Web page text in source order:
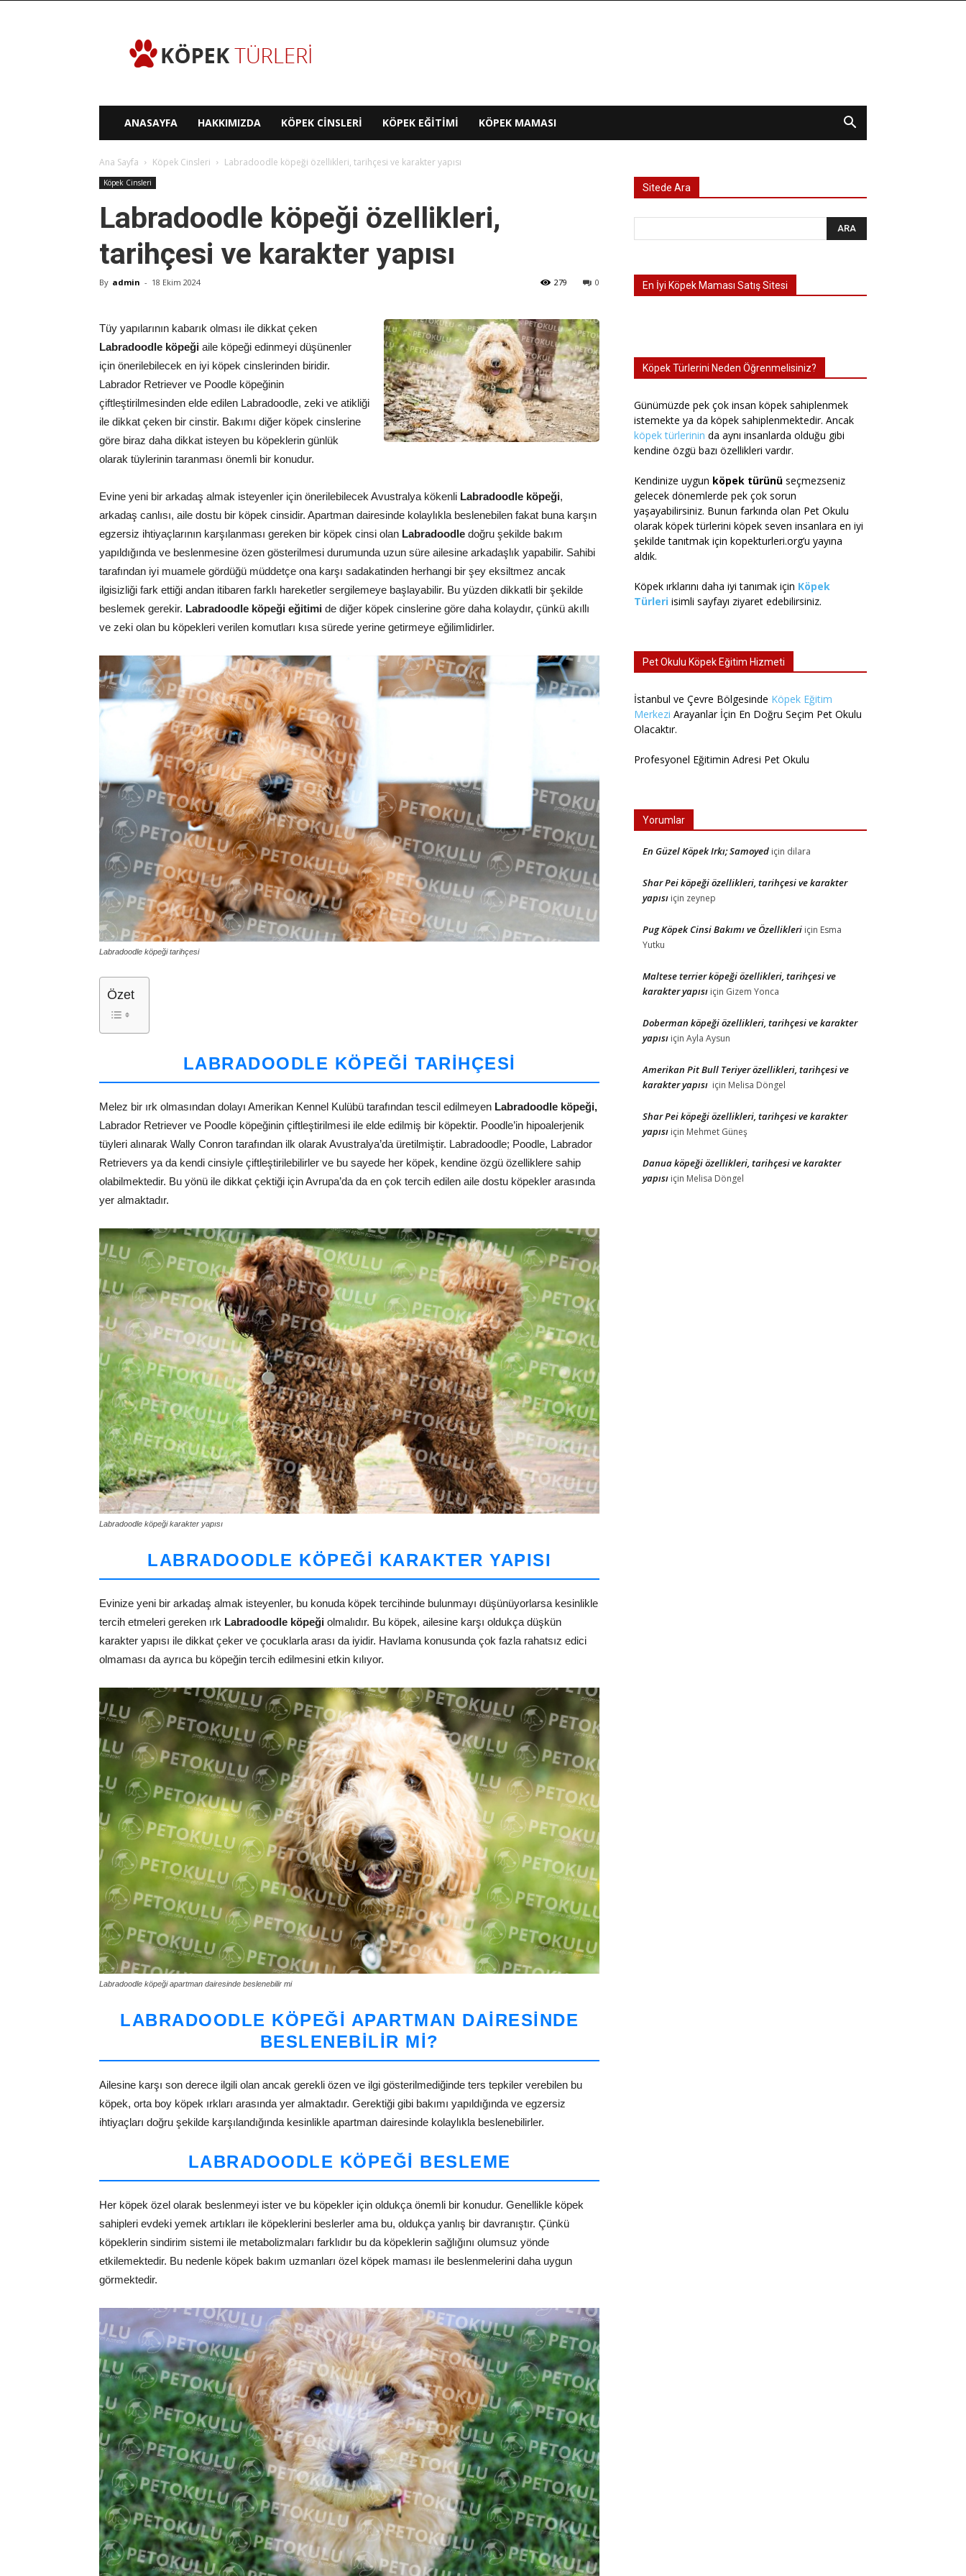
Türleri
ANASAYFA HAKKIMIZDA KÖPEK CINSLERI KÖPEK EĞITIMI KÖPEK MAMASI
Ana Sayfa Köpek Cinsleri Labradoodle köpeği özellikleri, tarihçesi ve karakter yapısı
Köpek Cinsleri
Labradoodle köpeği özellikleri,
tarihçesi ve karakter yapısı
By admin - 18 Ekim 2024 0
279
Tüy yapılarının kabarık olması ile dikkat çeken
Labradoodle köpeği aile köpeği edinmeyi düşünenler
için önerilebilecek en iyi köpek cinslerinden biridir.
Labrador Retriever ve Poodle köpeğinin
çiftleştirilmesinden elde edilen Labradoodle, zeki ve atikliği
ile dikkat çeken bir cinstir. Bakımı diğer köpek cinslerine
göre biraz daha dikkat isteyen bu köpeklerin günlük
olarak tüylerinin taranması önemli bir konudur.
Evine yeni bir arkadaş almak isteyenler için önerilebilecek Avustralya kökenli Labradoodle köpeği,
arkadaş canlısı, aile dostu bir köpek cinsidir. Apartman dairesinde kolaylıkla beslenebilen fakat buna karşın
egzersiz ihtiyaçlarının karşılanması gereken bir köpek cinsi olan Labradoodle doğru şekilde bakım
yapıldığında ve beslenmesine özen gösterilmesi durumunda uzun süre ailesine arkadaşlık yapabilir. Sahibi
tarafından iyi muamele gördüğü müddetçe ona karşı sadakatinden herhangi bir şey eksiltmez ancak
ilgisizliği fark ettiği andan itibaren farklı hareketler sergilemeye başlayabilir. Bu yüzden dikkatli bir şekilde
beslemek gerekir. Labradoodle köpeği eğitimi de diğer köpek cinslerine göre daha kolaydır, çünkü akıllı
ve zeki olan bu köpekleri verilen komutları kısa sürede yerine getirmeye eğilimlidirler.
Labradoodle köpeği tarihçesi
Özet
LABRADOODLE KÖPEĞI TARIHÇESI
Melez bir ırk olmasından dolayı Amerikan Kennel Kulübü tarafından tescil edilmeyen Labradoodle köpeği,
Labrador Retriever ve Poodle köpeğinin çiftleştirilmesi ile elde edilmiş bir köpektir. Poodle’in hipoalerjenik
tüyleri alınarak Wally Conron tarafından ilk olarak Avustralya’da üretilmiştir. Labradoodle; Poodle, Labrador
Retrievers ya da kendi cinsiyle çiftleştirilebilirler ve bu sayede her köpek, kendine özgü özelliklere sahip
olabilmektedir. Bu yönü ile dikkat çektiği için Avrupa’da da en çok tercih edilen aile dostu köpekler arasında
yer almaktadır.
Labradoodle köpeği karakter yapısı
LABRADOODLE KÖPEĞI KARAKTER YAPISI
Evinize yeni bir arkadaş almak isteyenler, bu konuda köpek tercihinde bulunmayı düşünüyorlarsa kesinlikle
tercih etmeleri gereken ırk Labradoodle köpeği olmalıdır. Bu köpek, ailesine karşı oldukça düşkün
karakter yapısı ile dikkat çeker ve çocuklarla arası da iyidir. Havlama konusunda çok fazla rahatsız edici
olmaması da ayrıca bu köpeğin tercih edilmesini etkin kılıyor.
Labradoodle köpeği apartman dairesinde beslenebilir mi
LABRADOODLE KÖPEĞI APARTMAN DAIRESINDE
BESLENEBILIR MI?
Ailesine karşı son derece ilgili olan ancak gerekli özen ve ilgi gösterilmediğinde ters tepkiler verebilen bu
köpek, orta boy köpek ırkları arasında yer almaktadır. Gerektiği gibi bakımı yapıldığında ve egzersiz
ihtiyaçları doğru şekilde karşılandığında kesinlikle apartman dairesinde kolaylıkla beslenebilirler.
LABRADOODLE KÖPEĞI BESLEME
Her köpek özel olarak beslenmeyi ister ve bu köpekler için oldukça önemli bir konudur. Genellikle köpek
sahipleri evdeki yemek artıkları ile köpeklerini beslerler ama bu, oldukça yanlış bir davranıştır. Çünkü
köpeklerin sindirim sistemi ile metabolizmaları farklıdır bu da köpeklerin sağlığını olumsuz yönde
etkilemektedir. Bu nedenle köpek bakım uzmanları özel köpek maması ile beslenmelerini daha uygun
görmektedir.
Sitede Ara
En İyi Köpek Maması Satış Sitesi
Köpek Türlerini Neden Öğrenmelisiniz?
Günümüzde pek çok insan köpek sahiplenmek
istemekte ya da köpek sahiplenmektedir. Ancak
köpek türlerinin da aynı insanlarda olduğu gibi
kendine özgü bazı özellikleri vardır.
Kendinize uygun köpek türünü seçmezseniz
gelecek dönemlerde pek çok sorun
yaşayabilirsiniz. Bunun farkında olan Pet Okulu
olarak köpek türlerini köpek seven insanlara en iyi
şekilde tanıtmak için kopekturleri.org’u yayına
aldık.
Köpek ırklarını daha iyi tanımak için Köpek
Türleri isimli sayfayı ziyaret edebilirsiniz.
Pet Okulu Köpek Eğitim Hizmeti
İstanbul ve Çevre Bölgesinde Köpek Eğitim
Merkezi Arayanlar İçin En Doğru Seçim Pet Okulu
Olacaktır.
Profesyonel Eğitimin Adresi Pet Okulu
Yorumlar
En Güzel Köpek Irkı; Samoyed için dilara
Shar Pei köpeği özellikleri, tarihçesi ve karakter
yapısı için zeynep
Pug Köpek Cinsi Bakımı ve Özellikleri için Esma
Yutku
Maltese terrier köpeği özellikleri, tarihçesi ve
karakter yapısı için Gizem Yonca
Doberman köpeği özellikleri, tarihçesi ve karakter
yapısı için Ayla Aysun
Amerikan Pit Bull Teriyer özellikleri, tarihçesi ve
karakter yapısı için Melisa Döngel
Shar Pei köpeği özellikleri, tarihçesi ve karakter
yapısı için Mehmet Güneş
Danua köpeği özellikleri, tarihçesi ve karakter
yapısı için Melisa Döngel